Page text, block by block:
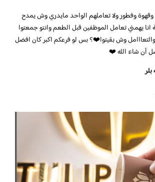
وفطور ولا تعاملهم الواحد مايدري وش يمدح
يهمني تعامل الموظفين قبل الطعم وانتو جمعتوا
وش بقيتوا❤️؟ بس لو فرعكم اكبر كان افضل
آن شاء الله ❤️
بلر